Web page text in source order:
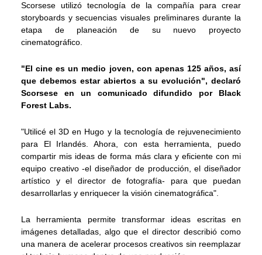
Scorsese utilizó tecnología de la compañía para crear
storyboards y secuencias visuales preliminares durante la
etapa de planeación de su nuevo proyecto
cinematográfico.
"El cine es un medio joven, con apenas 125 años, así
que debemos estar abiertos a su evolución", declaró
Scorsese en un comunicado difundido por Black
Forest Labs.
"Utilicé el 3D en Hugo y la tecnología de rejuvenecimiento
para El Irlandés. Ahora, con esta herramienta, puedo
compartir mis ideas de forma más clara y eficiente con mi
equipo creativo -el diseñador de producción, el diseñador
artístico y el director de fotografía- para que puedan
desarrollarlas y enriquecer la visión cinematográfica".
La herramienta permite transformar ideas escritas en
imágenes detalladas, algo que el director describió como
una manera de acelerar procesos creativos sin reemplazar